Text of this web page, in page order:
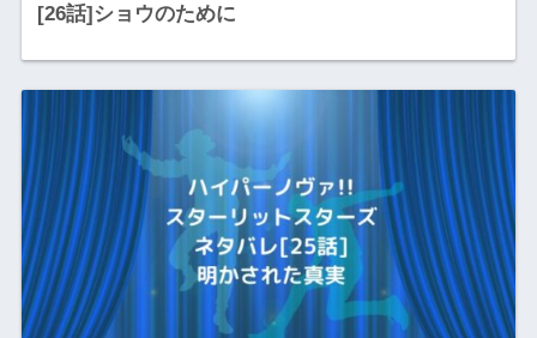
[26話]ショウのために